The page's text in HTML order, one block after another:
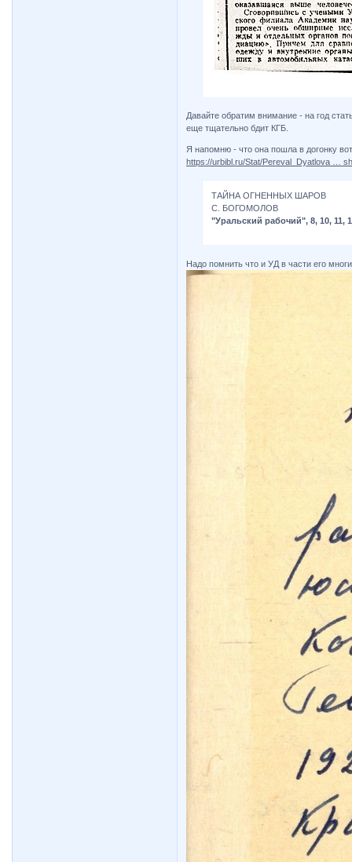
Давайте обратим внимание - на год
еще тщательно бдит КГБ.
Я напомню - что она пошла в догонку
https://urbibl.ru/Stat/Pereval_Dyatlova …
ТАЙНА ОГНЕННЫХ ШАРОВ
С. БОГОМОЛОВ
"Уральский рабочий", 8, 10, 11,
Надо помнить что и УД в части его